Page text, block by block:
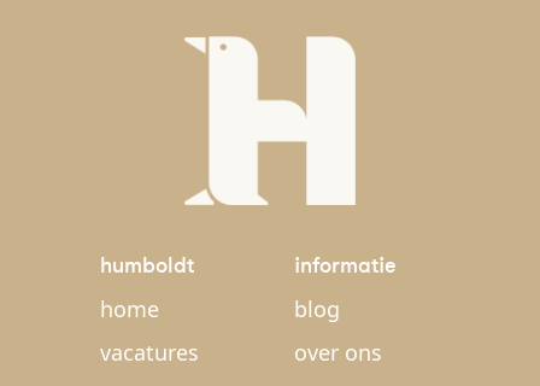
humboldt
home
vacatures
informatie
blog
over ons